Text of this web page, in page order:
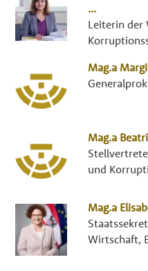
...
Leiterin der
Mag.a
Mag.a
und
Mag.a
Wirtschaft,